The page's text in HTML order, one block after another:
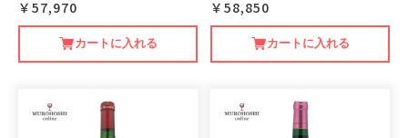
￥57,970
カートに入れる
￥58,850
カートに入れる